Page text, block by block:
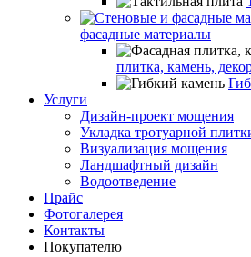
фасадные материалы
плитка, камень,
Услуги
Дизайн-проект мощения
Укладка тротуарной
Визуализация мощения
Ландшафтный дизайн
Водоотведение
Прайс
Фотогалерея
Контакты
Покупателю